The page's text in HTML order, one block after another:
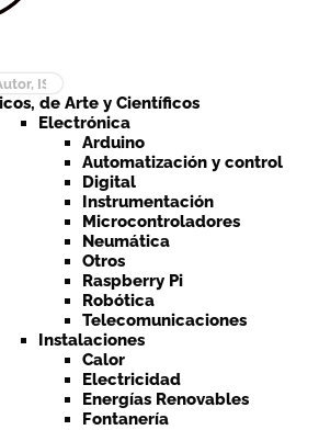
de Arte y Científicos
Electrónica
Arduino
Automatización y control
Digital
Instrumentación
Microcontroladores
Neumática
Otros
Raspberry Pi
Robótica
Telecomunicaciones
Instalaciones
Calor
Electricidad
Energías Renovables
Fontanería